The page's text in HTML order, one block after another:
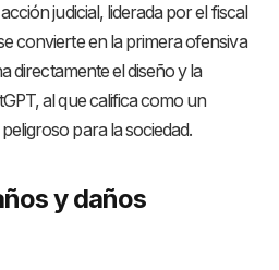
judicial, liderada por el fiscal
convierte en la primera ofensiva
directamente el diseño y la
al que califica como un
para la sociedad.
y daños